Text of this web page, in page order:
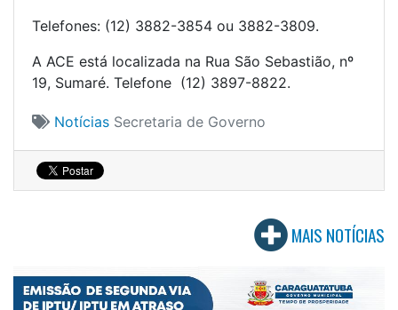
Telefones: (12) 3882-3854 ou 3882-3809.
A ACE está localizada na Rua São Sebastião, nº
19, Sumaré. Telefone (12) 3897-8822.
Notícias Secretaria de Governo
MAIS NOTÍCIAS